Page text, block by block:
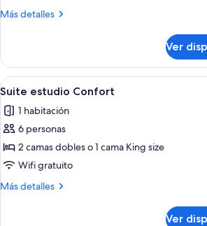
Más detalles
Más
doble
Premium
Ver
Ver
todas
las
fotos
de
Suite
estudio
Vista
6
Suite estudio Confort
1 habitación
6 personas
2 camas dobles o 1 cama King size
Wifi gratuito
Más detalles
Más
Ver